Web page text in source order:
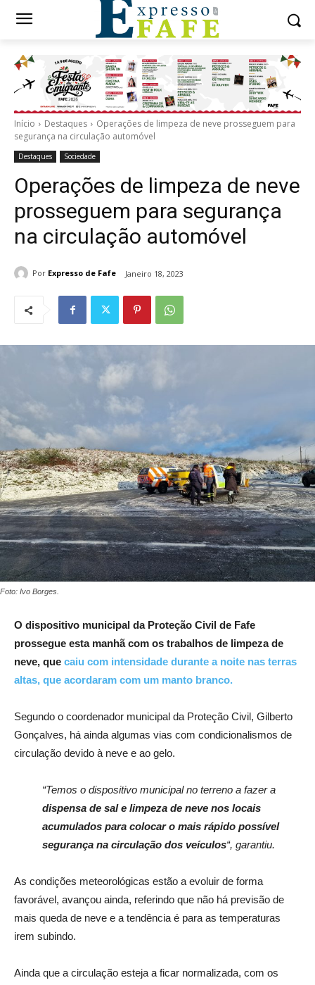
Início Destaques
Operações de limpeza de neve prosseguem para
segurança na circulação automóvel
Destaques Sociedade
Operações de limpeza de neve
prosseguem para segurança
na circulação automóvel
Por Expresso de Fafe Janeiro 18, 2023
Foto: Ivo Borges.
O dispositivo municipal da Proteção Civil de Fafe
prossegue esta manhã com os trabalhos de limpeza de
neve, que caiu com intensidade durante a noite nas terras
altas, que acordaram com um manto branco.
Segundo o coordenador municipal da Proteção Civil, Gilberto
Gonçalves, há ainda algumas vias com condicionalismos de
circulação devido à neve e ao gelo.
“Temos o dispositivo municipal no terreno a fazer a
dispensa de sal e limpeza de neve nos locais
acumulados para colocar o mais rápido possível
segurança na circulação dos veículos“, garantiu.
As condições meteorológicas estão a evoluir de forma
favorável, avançou ainda, referindo que não há previsão de
mais queda de neve e a tendência é para as temperaturas
irem subindo.
Ainda que a circulação esteja a ficar normalizada, com os